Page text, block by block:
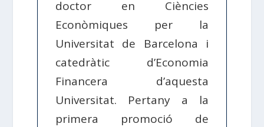
doctor en Ciències
Econòmiques per la
Universitat de Barcelona i
catedràtic d’Economia
Financera d’aquesta
Universitat. Pertany a la
primera promoció de